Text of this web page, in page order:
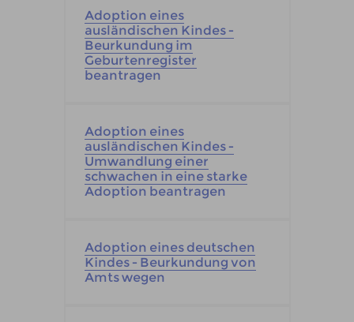
Adoption eines
ausländischen Kindes -
Beurkundung im
Geburtenregister
beantragen
Adoption eines
ausländischen Kindes -
Umwandlung einer
schwachen in eine starke
Adoption beantragen
Adoption eines deutschen
Kindes - Beurkundung von
Amts wegen